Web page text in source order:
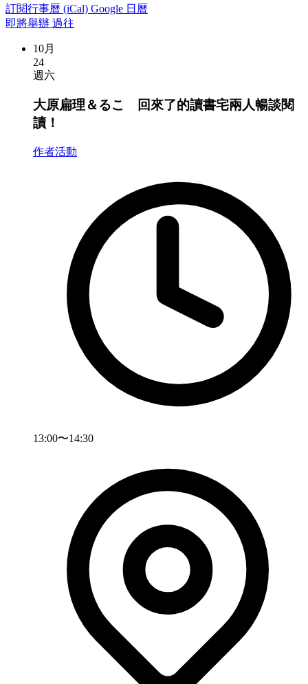
訂閱行事曆 (iCal) Google 日曆
即將舉辦 過往
10月
24
週六
大原扁理＆るこ 回來了的讀書宅兩人暢談閱
讀！
作者活動
13:00〜14:30